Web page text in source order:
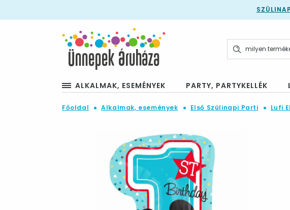
ALKALMAK, ESEMÉNYEK PARTY, PARTYKELLÉK
Főoldal Alkalmak, események Első Szülinapi Parti Lufi